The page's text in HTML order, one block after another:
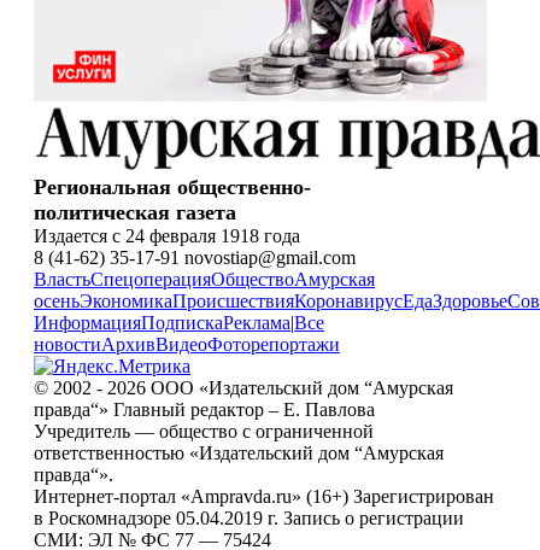
Региональная общественно-
политическая газета
Издается с 24 февраля 1918 года
8 (41-62) 35-17-91 novostiap@gmail.com
ВластьСпецоперацияОбществоАмурская
осеньЭкономикаПроисшествияКоронавирусЕдаЗдоровье
ИнформацияПодпискаРеклама|Все
новостиАрхивВидеоФоторепортажи
© 2002 - 2026 ООО «Издательский дом “Амурская
правда“» Главный редактор – Е. Павлова
Учредитель — общество с ограниченной
ответственностью «Издательский дом “Амурская
правда“».
Интернет-портал «Ampravda.ru» (16+) Зарегистрирован
в Роскомнадзоре 05.04.2019 г. Запись о регистрации
СМИ: ЭЛ № ФС 77 — 75424